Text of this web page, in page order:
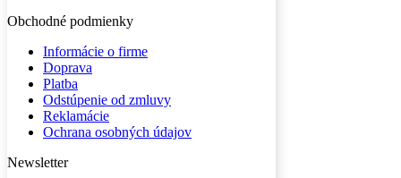
Obchodné podmienky
Informácie o firme
Doprava
Platba
Odstúpenie od zmluvy
Reklamácie
Ochrana osobných údajov
Newsletter